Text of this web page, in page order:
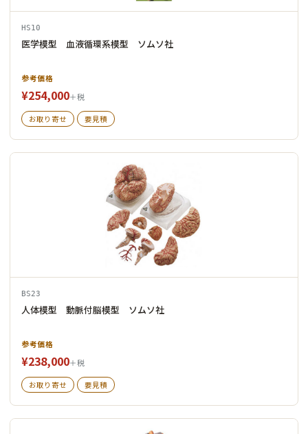
HS10
医学模型 血液循環系模型 ソムソ社
参考価格
¥254,000＋税
お取り寄せ 要見積
BS23
人体模型 動脈付脳模型 ソムソ社
参考価格
¥238,000＋税
お取り寄せ 要見積